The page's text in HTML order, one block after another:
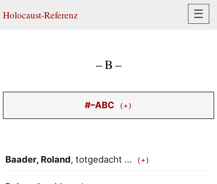
Holocaust-Referenz ☰
– B –
#–ABC
Baader, Roland, totgedacht …